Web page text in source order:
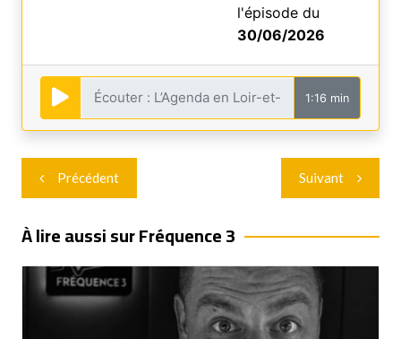
l'épisode du
30/06/2026
1:16 min
Navigation
de
l’article
Précédent Suivant
À lire aussi sur Fréquence 3